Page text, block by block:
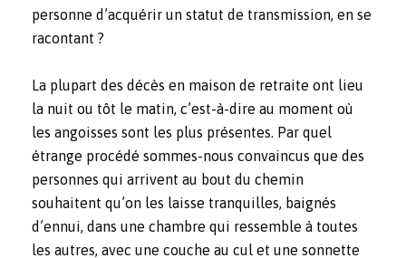
personne d’acquérir un statut de transmission, en se
racontant ?
La plupart des décès en maison de retraite ont lieu
la nuit ou tôt le matin, c’est-à-dire au moment où
les angoisses sont les plus présentes. Par quel
étrange procédé sommes-nous convaincus que des
personnes qui arrivent au bout du chemin
souhaitent qu’on les laisse tranquilles, baignés
d’ennui, dans une chambre qui ressemble à toutes
les autres, avec une couche au cul et une sonnette